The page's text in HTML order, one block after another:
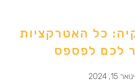
כל האטרקציות
לכם לפספס
ינואר 15, 2024